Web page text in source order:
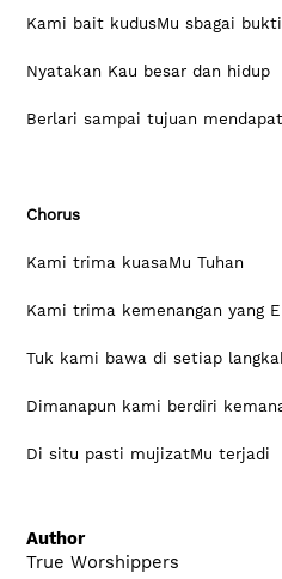
Kami bait kudusMu sbagai
Nyatakan Kau besar dan hidup
Berlari sampai tujuan
Chorus
Kami trima kuasaMu Tuhan
Kami trima kemenangan yang
Tuk kami bawa di setiap
Dimanapun kami berdiri
Di situ pasti mujizatMu terjadi
Author
True Worshippers